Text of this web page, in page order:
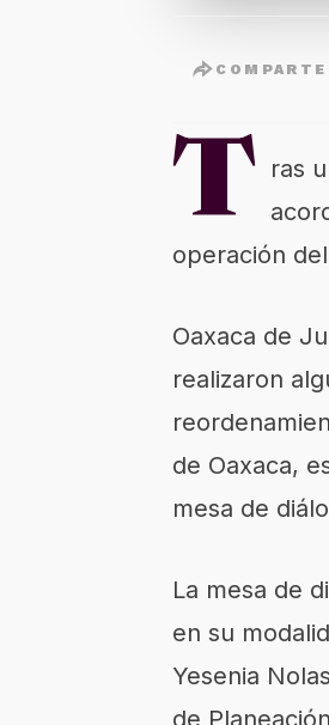
T ras
operación
Oaxaca de
realizaron
de Oaxaca,
mesa de
La mesa de
en su
Yesenia
de